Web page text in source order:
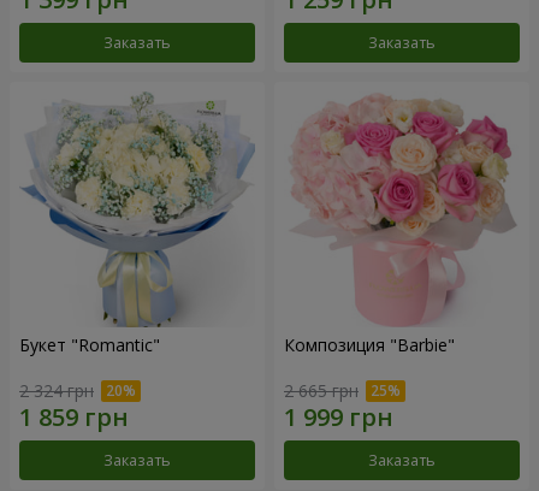
Заказать Заказать
Букет "Romantic"
2 324 грн
Заказать
Композиция "Barbie"
2 665 грн
Заказать